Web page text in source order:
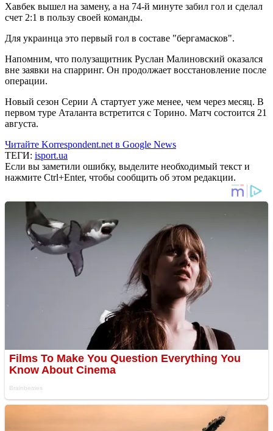
Хавбек вышел на замену, а на 74-й минуте забил гол и сделал
счет 2:1 в пользу своей команды.
Для украинца это первый гол в составе "бергамасков".
Напомним, что полузащитник Руслан Малиновский оказался
вне заявки на спарринг. Он продолжает восстановление после
операции.
Новый сезон Серии А стартует уже менее, чем через месяц. В
первом туре Аталанта встретится с Торино. Матч состоится 21
августа.
Читайте Korrespondent.net в Google News
ТЕГИ: isport.ua
Если вы заметили ошибку, выделите необходимый текст и
нажмите Ctrl+Enter, чтобы сообщить об этом редакции.